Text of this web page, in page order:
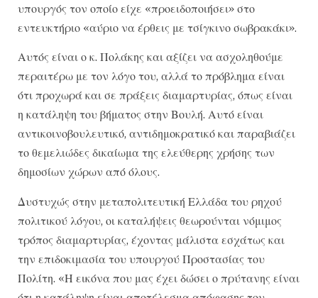
υπουργός τον οποίο είχε «προειδοποιήσει» στο
εντευκτήριο «αύριο να έρθεις με τσίγκινο σωβρακάκι».
Αυτός είναι ο κ. Πολάκης και αξίζει να ασχοληθούμε
περαιτέρω με τον λόγο του, αλλά το πρόβλημα είναι
ότι προχωρά και σε πράξεις διαμαρτυρίας, όπως είναι
η κατάληψη του βήματος στην Βουλή. Αυτό είναι
αντικοινοβουλευτικό, αντιδημοκρατικό και παραβιάζει
το θεμελιώδες δικαίωμα της ελεύθερης χρήσης των
δημοσίων χώρων από όλους.
Δυστυχώς στην μεταπολιτευτική Ελλάδα του ρηχού
πολιτικού λόγου, οι καταλήψεις θεωρούνται νόμιμος
τρόπος διαμαρτυρίας, έχοντας μάλιστα εσχάτως και
την επιδοκιμασία του υπουργού Προστασίας του
Πολίτη. «Η εικόνα που μας έχει δώσει ο πρύτανης είναι